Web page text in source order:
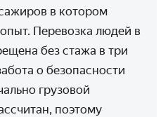
в котором
Перевозка людей в
без стажа в три
о безопасности
грузовой
поэтому